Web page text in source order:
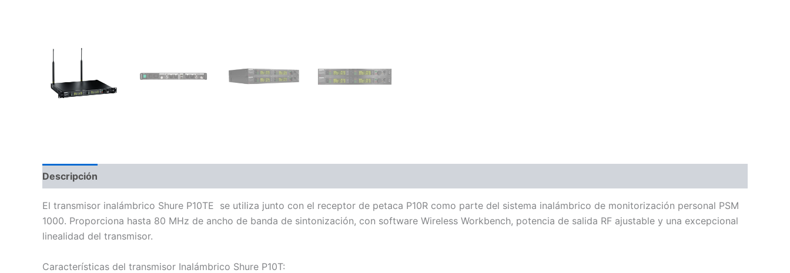
Descripción
El transmisor inalámbrico Shure P10TE se utiliza junto con el receptor de petaca P10R como parte del sistema inalámbrico de monitorización personal PSM
1000. Proporciona hasta 80 MHz de ancho de banda de sintonización, con software Wireless Workbench, potencia de salida RF ajustable y una excepcional
linealidad del transmisor.
Características del transmisor Inalámbrico Shure P10T: